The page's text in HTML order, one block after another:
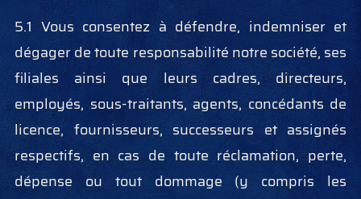
5.1 Vous consentez à défendre, indemniser et
dégager de toute responsabilité notre société, ses
filiales ainsi que leurs cadres, directeurs,
employés, sous-traitants, agents, concédants de
licence, fournisseurs, successeurs et assignés
respectifs, en cas de toute réclamation, perte,
dépense ou tout dommage (y compris les